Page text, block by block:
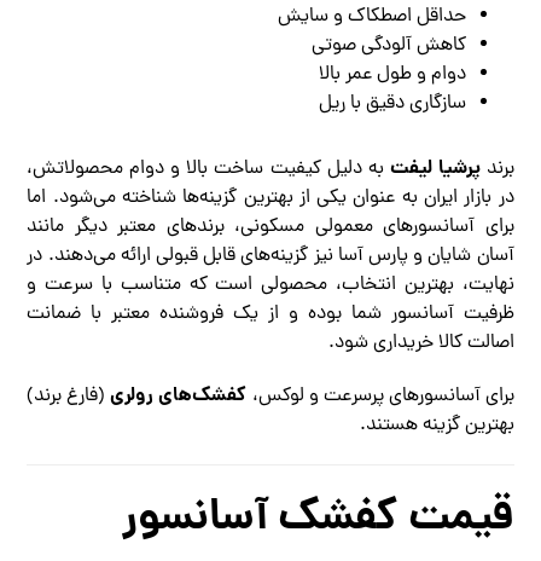
حداقل اصطکاک و سایش
کاهش آلودگی صوتی
دوام و طول عمر بالا
سازگاری دقیق با ریل
برندپرشیا لیفت به دلیل کیفیت ساخت بالا و دوام محصولاتش،
در بازار ایران به عنوان یکی از بهترین گزینه‌ها شناخته می‌شود. اما
برای آسانسورهای معمولی مسکونی، برندهای معتبر دیگر مانند
آسان شایان و پارس آسا نیز گزینه‌های قابل قبولی ارائه می‌دهند. در
نهایت، بهترین انتخاب، محصولی است که متناسب با سرعت و
ظرفیت آسانسور شما بوده و از یک فروشنده معتبر با ضمانت
اصالت کالا خریداری شود.
برای آسانسورهای پرسرعت و لوکس، کفشک‌های رولری(فارغ برند)
بهترین گزینه هستند.
قیمت کفشک آسانسور